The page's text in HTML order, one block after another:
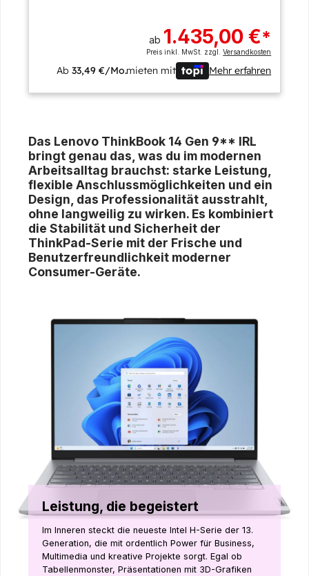
ab 1.435,00 €*
Preis inkl. MwSt. zzgl.Versandkosten
Ab33,49 €/Mo.mieten mit Mehr erfahren
Das Lenovo ThinkBook 14 Gen 9** IRL
bringt genau das, was du im modernen
Arbeitsalltag brauchst: starke Leistung,
flexible Anschlussmöglichkeiten und ein
Design, das Professionalität ausstrahlt,
ohne langweilig zu wirken. Es kombiniert
die Stabilität und Sicherheit der
ThinkPad-Serie mit der Frische und
Benutzerfreundlichkeit moderner
Consumer-Geräte.
Leistung, die begeistert
Im Inneren steckt die neueste Intel H-Serie der 13.
Generation, die mit ordentlich Power für Business,
Multimedia und kreative Projekte sorgt. Egal ob
Tabellenmonster, Präsentationen mit 3D-Grafiken